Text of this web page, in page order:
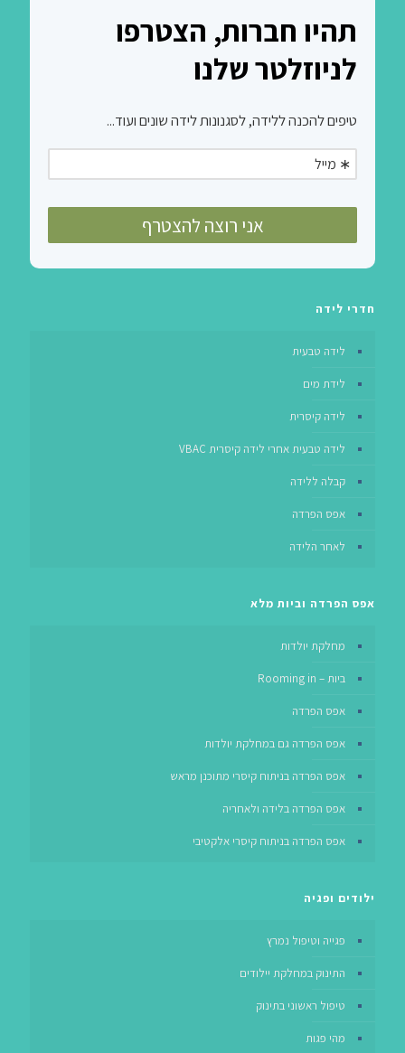
חדרי לידה
לידה טבעית
לידת מים
לידה קיסרית
לידה טבעית אחרי לידה קיסרית VBAC
קבלה ללידה
אפס הפרדה
לאחר הלידה
אפס הפרדה וביות מלא
מחלקת יולדות
ביות – Rooming in
אפס הפרדה
אפס הפרדה גם במחלקת יולדות
אפס הפרדה בניתוח קיסרי מתוכנן מראש
אפס הפרדה בלידה ולאחריה
אפס הפרדה בניתוח קיסרי אלקטיבי
ילודים ופגיה
פגייה וטיפול נמרץ
התינוק במחלקת יילודים
טיפול ראשוני בתינוק
מהי פגות